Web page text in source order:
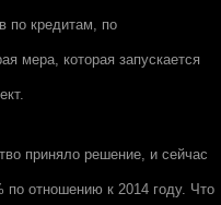
по кредитам, по
мера, которая запускается
приняло решение, и сейчас
по отношению к 2014 году. Что